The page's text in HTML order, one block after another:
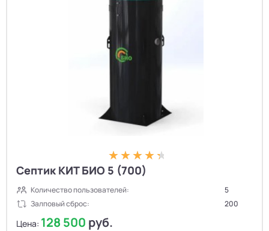
Септик КИТ БИО 5 (700)
Количество пользователей:
5
Залповый сброс:
200
Цена: 128 500 руб.